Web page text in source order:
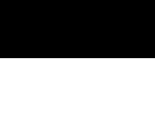
Grounded